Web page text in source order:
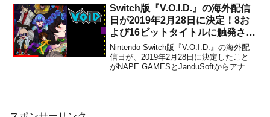
ラックカラント」ブランドより2016年に
発売された美...
Switch版『V.O.I.D.』の海外配信
日が2019年2月28日に決定！8お
よび16ビットタイトルに触発され
た横スクロールアクションアドベ
ンチャーゲーム
Nintendo Switch版『V.O.I.D.』の海外配
信日が、2019年2月28日に決定したこと
がNAPE GAMESとJanduSoftからアナウ